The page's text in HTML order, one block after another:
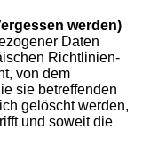
werden)
Daten
Richtlinien-
von dem
sie betreffenden
gelöscht werden,
und soweit die